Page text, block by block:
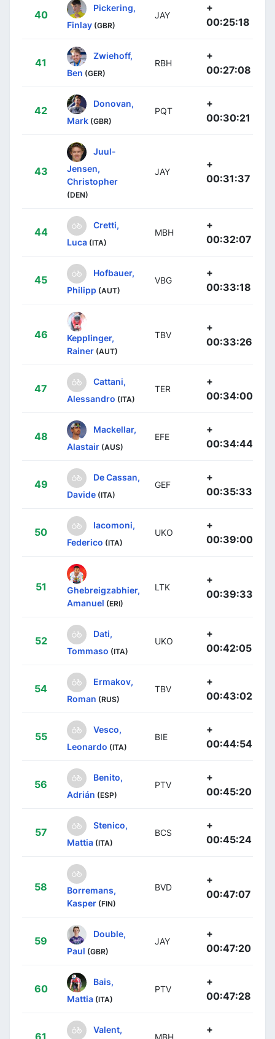
40
Pickering,
Finlay (GBR)
JAY
+
00:25:18
41
Zwiehoff,
Ben (GER)
RBH
+
00:27:08
42
Donovan,
Mark (GBR)
PQT
+
00:30:21
43
Juul-
Jensen,
Christopher
(DEN)
JAY
+
00:31:37
44
Cretti,
Luca (ITA)
MBH
+
00:32:07
45
Hofbauer,
Philipp (AUT)
VBG
+
00:33:18
46
Kepplinger,
Rainer (AUT)
TBV
+
00:33:26
47
Cattani,
Alessandro (ITA)
TER
+
00:34:00
48
Mackellar,
Alastair (AUS)
EFE
+
00:34:44
49
De Cassan,
Davide (ITA)
GEF
+
00:35:33
50
Iacomoni,
Federico (ITA)
UKO
+
00:39:00
51
Ghebreigzabhier,
Amanuel (ERI)
LTK
+
00:39:33
52
Dati,
Tommaso (ITA)
UKO
+
00:42:05
54
Ermakov,
Roman (RUS)
TBV
+
00:43:02
55
Vesco,
Leonardo (ITA)
BIE
+
00:44:54
56
Benito,
Adrián (ESP)
PTV
+
00:45:20
57
Stenico,
Mattia (ITA)
BCS
+
00:45:24
58
Borremans,
Kasper (FIN)
BVD
+
00:47:07
59
Double,
Paul (GBR)
JAY
+
00:47:20
60
Bais,
Mattia (ITA)
PTV
+
00:47:28
61
Valent,
MBH
+